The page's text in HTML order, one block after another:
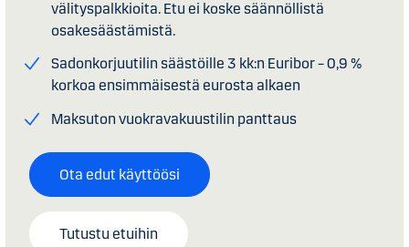
välityspalkkioita. Etu ei koske säännöllistä
osakesäästämistä.
Sadonkorjuutilin säästöille 3 kk:n Euribor – 0,9 %
korkoa ensimmäisestä eurosta alkaen
Maksuton vuokravakuustilin panttaus
Ota edut käyttöösi
Tutustu etuihin